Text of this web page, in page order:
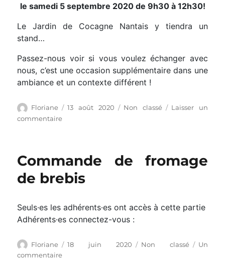
le samedi 5 septembre 2020 de 9h30 à 12h30!
Le Jardin de Cocagne Nantais y tiendra un
stand…
Passez-nous voir si vous voulez échanger avec
nous, c’est une occasion supplémentaire dans une
ambiance et un contexte différent !
Auteur
Floriane
Publié
13 août 2020 Catégories
Non classé
Laisser un
commentairesur
Commande de fromage
de brebis
Seuls·es les adhérents·es ont accès à cette partie
Adhérents·es connectez-vous :
Auteur
Floriane
Publié
18 juin 2020 Catégories
Non classé
Un
commentairesur